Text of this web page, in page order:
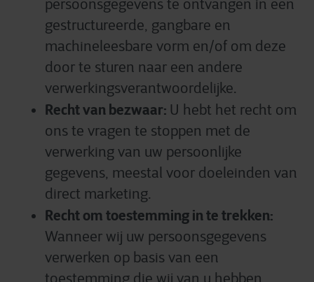
persoonsgegevens te ontvangen in een
gestructureerde, gangbare en
machineleesbare vorm en/of om deze
door te sturen naar een andere
verwerkingsverantwoordelijke.
Recht van bezwaar: U hebt het recht om
ons te vragen te stoppen met de
verwerking van uw persoonlijke
gegevens, meestal voor doeleinden van
direct marketing.
Recht om toestemming in te trekken:
Wanneer wij uw persoonsgegevens
verwerken op basis van een